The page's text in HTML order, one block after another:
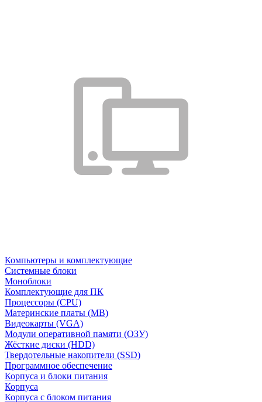
Компьютеры и комплектующие
Системные блоки
Моноблоки
Комплектующие для ПК
Процессоры (CPU)
Материнские платы (MB)
Видеокарты (VGA)
Модули оперативной памяти (ОЗУ)
Жёсткие диски (HDD)
Твердотельные накопители (SSD)
Программное обеспечение
Корпуса и блоки питания
Корпуса
Корпуса с блоком питания